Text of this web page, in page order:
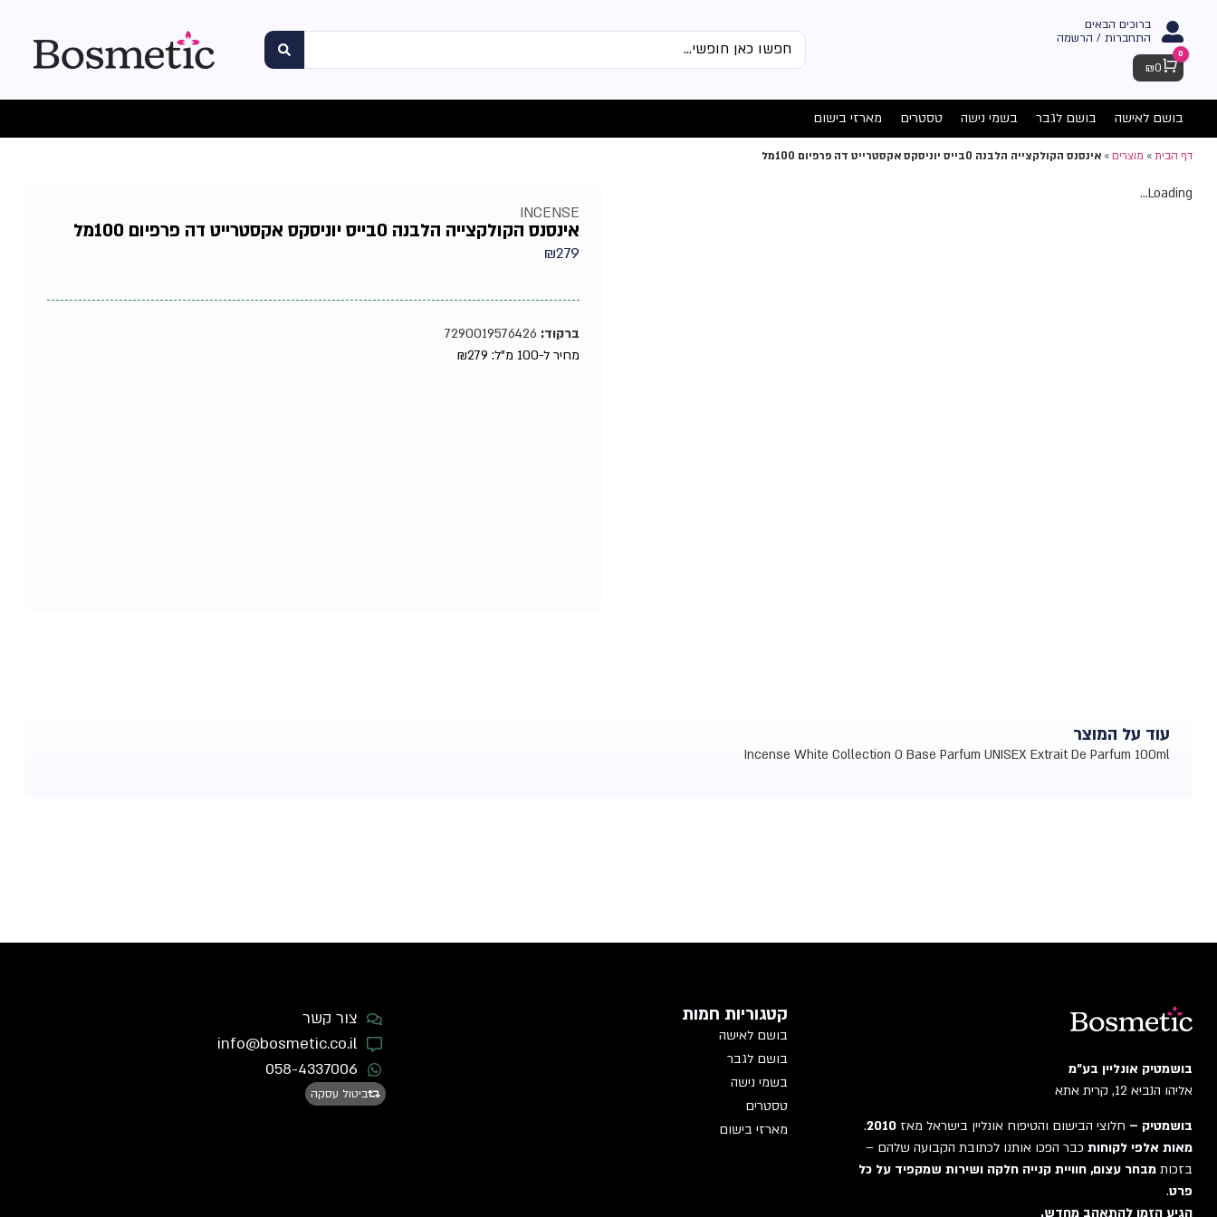
ברוכים הבאים
התחברות / הרשמה
Cart
0
₪0
בושם לאישה בושם לגבר בשמי נישה טסטרים מארזי בישום
דף הבית» מוצרים» אינסנס הקולקצייה הלבנה 0בייס יוניסקס אקסטרייט דה פרפיום 100מל
Loading...
INCENSE
אינסנס הקולקצייה הלבנה 0בייס יוניסקס אקסטרייט דה פרפיום 100מל
₪279
ברקוד:
מחיר ל-100 מ"ל:
₪279
עוד על המוצר
Incense White Collection 0 Base Parfum UNISEX Extrait De Parfum 100ml
בושמטיק אונליין בע"מ
אליהו הנביא 12, קרית אתא
בושמטיק – חלוצי הבישום והטיפוח אונליין בישראל מאז 2010
.
מאות אלפי לקוחות כבר הפכו אותנו לכתובת הקבועה שלהם –
בזכות מבחר עצום, חוויית קנייה חלקה ושירות שמקפיד על כל
פרט.
הגיע הזמן להתאהב מחדש.
קטגוריות חמות
בושם לאישה
בושם לגבר
בשמי נישה
טסטרים
מארזי בישום
צור קשר
info@bosmetic.co.il
058-4337006
ביטול עסקה